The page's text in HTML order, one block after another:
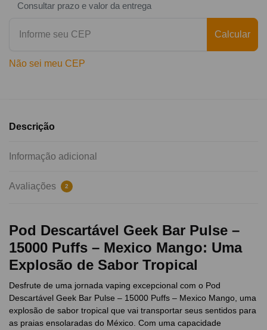
Consultar prazo e valor da entrega
Calcular
Não sei meu CEP
Descrição
Informação adicional
Avaliações 2
Pod Descartável Geek Bar Pulse –
15000 Puffs – Mexico Mango: Uma
Explosão de Sabor Tropical
Desfrute de uma jornada vaping excepcional com o Pod
Descartável Geek Bar Pulse – 15000 Puffs – Mexico Mango, uma
explosão de sabor tropical que vai transportar seus sentidos para
as praias ensolaradas do México. Com uma capacidade